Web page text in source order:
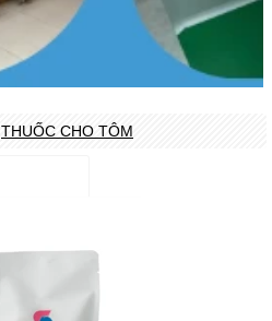
THUỐC CHO TÔM